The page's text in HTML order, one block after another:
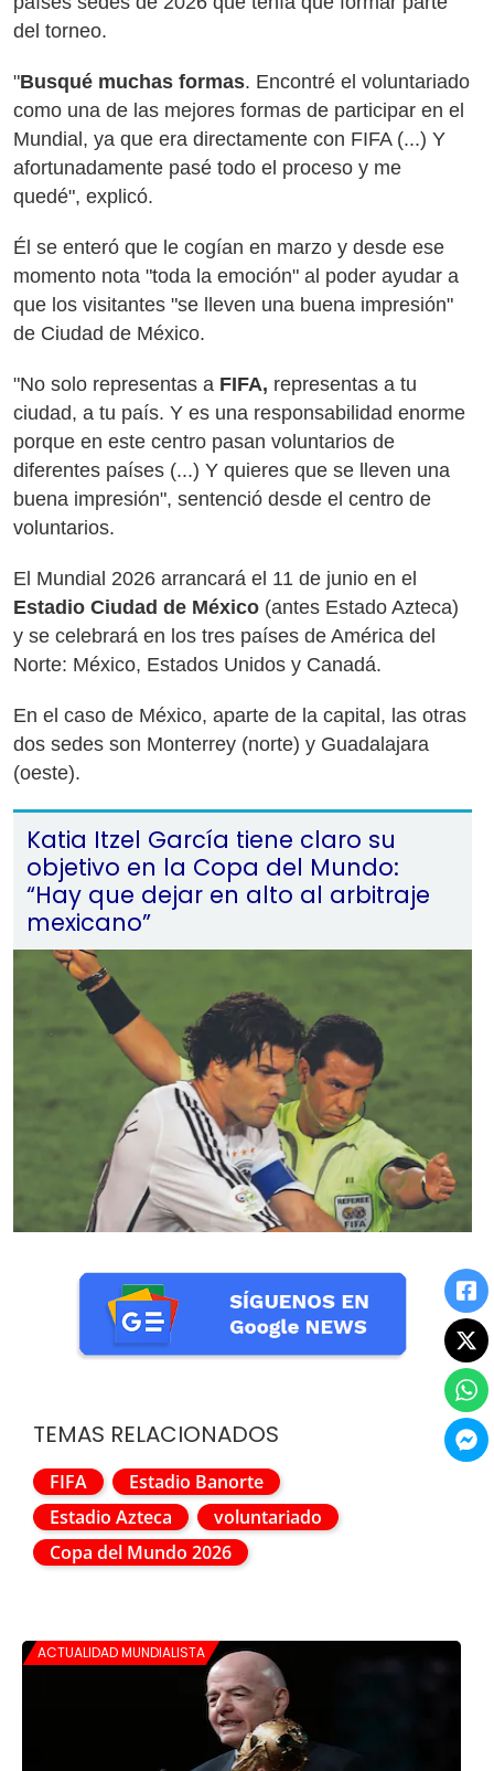
del torneo.
"Busqué muchas formas. Encontré el voluntariado
como una de las mejores formas de participar en el
Mundial, ya que era directamente con FIFA (...) Y
afortunadamente pasé todo el proceso y me
quedé", explicó.
Él se enteró que le cogían en marzo y desde ese
momento nota "toda la emoción" al poder ayudar a
que los visitantes "se lleven una buena impresión"
de Ciudad de México.
"No solo representas a FIFA, representas a tu
ciudad, a tu país. Y es una responsabilidad enorme
porque en este centro pasan voluntarios de
diferentes países (...) Y quieres que se lleven una
buena impresión", sentenció desde el centro de
voluntarios.
El Mundial 2026 arrancará el 11 de junio en el
Estadio Ciudad de México (antes Estado Azteca)
y se celebrará en los tres países de América del
Norte: México, Estados Unidos y Canadá.
En el caso de México, aparte de la capital, las otras
dos sedes son Monterrey (norte) y Guadalajara
(oeste).
Katia Itzel García tiene claro su
objetivo en la Copa del Mundo:
“Hay que dejar en alto al arbitraje
mexicano”
TEMAS RELACIONADOS
FIFA
Estadio Banorte
Estadio Azteca
voluntariado
Copa del Mundo 2026
ACTUALIDAD MUNDIALISTA